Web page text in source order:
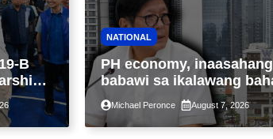
B
NATIONAL
PH economy, inaasahang
babawi sa ikalawang
ng taon kasunod ng 2.3%
GDP dulot ng Middle
war, pagkaantala ng
Michael Peronce August 7, 2026